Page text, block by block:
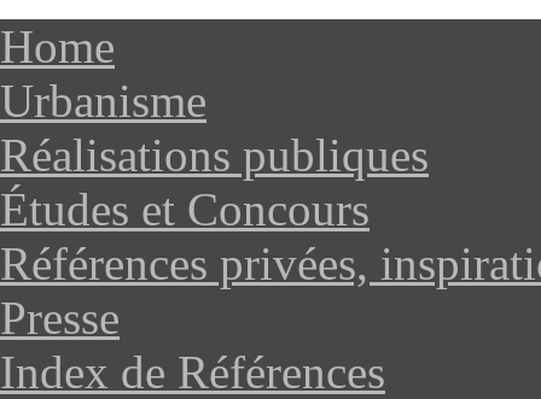
Home
Urbanisme
Réalisations publiques
Études et Concours
Références privées,
Presse
Index de Références